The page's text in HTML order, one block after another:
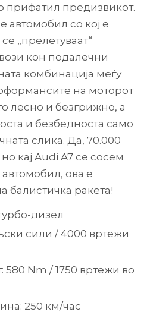
прифатил предизвикот.
автомобил со кој е
„прелетуваат“
кон подалечни
комбинација меѓу
на моторот
лесно и безгрижно, а
и безбедноста само
слика. Да, 70.000
кај Audi A7 се сосем
ова е
балистичка ракета!
дизел
сили / 4000 вртежи
Nm / 1750 вртежи во
250 км/час